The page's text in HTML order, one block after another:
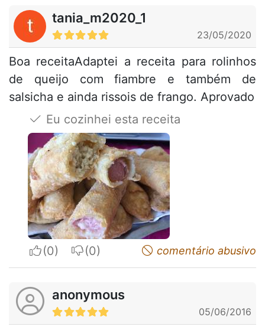
tania_m2020_1
23/05/2020
Boa receitaAdaptei a receita para rolinhos
de queijo com fiambre e também de
salsicha e ainda rissois de frango. Aprovado
Eu cozinhei esta receita
I apreciateI do not appreciatecomentário abusivo
anonymous
05/06/2016